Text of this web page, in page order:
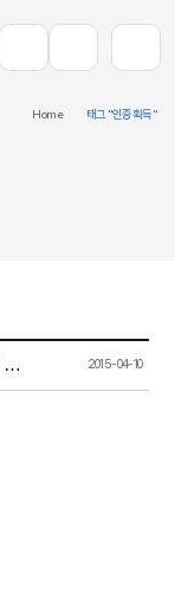
Home 태그 "인증획득"
[인증 획득] 기술혁신형 중소기업(INNO-BIZ) 인증 획득 2015-04-10